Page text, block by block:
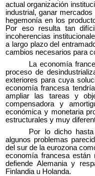
actual organización
industrial, ganar
hegemonía en los
Por eso resulta tan
incoherencias
a largo plazo del
cambios necesarios para
La economía
proceso de
exteriores para cuya
economía francesa
ampliar las tareas y
compensadora y
económica y monetaria
estructurales y muy
Por lo dicho
algunos problemas
del sur de la eurozona
economía francesa
defiende Alemania y
Finlandia u Holanda.